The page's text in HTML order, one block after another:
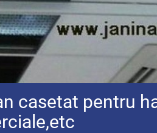
casetat pentru